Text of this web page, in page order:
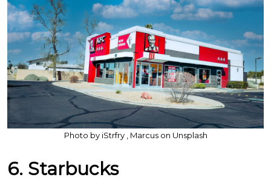
Photo by iStrfry , Marcus on Unsplash
6. Starbucks